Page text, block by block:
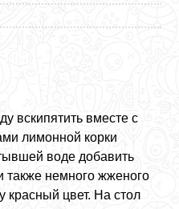
вскипятить вместе с
лимонной корки
воде добавить
также немного жженого
красный цвет. На стол